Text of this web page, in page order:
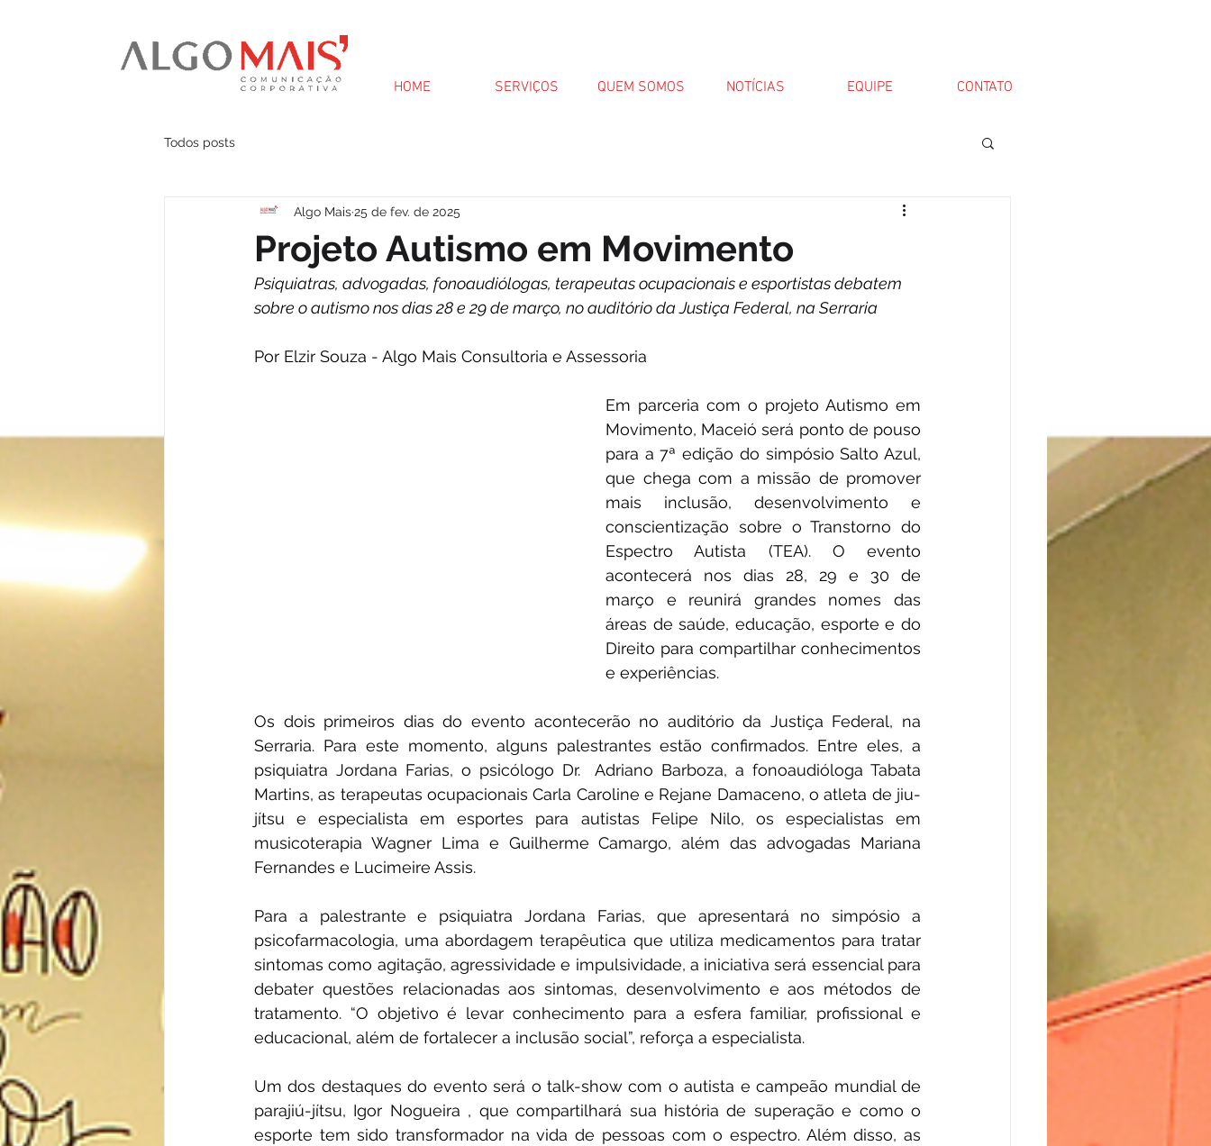
HOME SERVIÇOS QUEM SOMOS NOTÍCIAS EQUIPE CONTATO
Todos posts
Projeto Autismo em Movimento
Algo Mais25 de fev. de 2025
Psiquiatras, advogadas, fonoaudiólogas, terapeutas ocupacionais e esportistas debatem
sobre o autismo nos dias 28 e 29 de março, no auditório da Justiça Federal, na Serraria
Por Elzir Souza - Algo Mais Consultoria e Assessoria
Em parceria com o projeto Autismo em
Movimento, Maceió será ponto de pouso
para a 7ª edição do simpósio Salto Azul,
que chega com a missão de promover
mais inclusão, desenvolvimento e
conscientização sobre o Transtorno do
Espectro Autista (TEA). O evento
acontecerá nos dias 28, 29 e 30 de
março e reunirá grandes nomes das
áreas de saúde, educação, esporte e do
Direito para compartilhar conhecimentos
e experiências.
Os dois primeiros dias do evento acontecerão no auditório da Justiça Federal, na
Serraria. Para este momento, alguns palestrantes estão confirmados. Entre eles, a
psiquiatra Jordana Farias, o psicólogo Dr.  Adriano Barboza, a fonoaudióloga Tabata
Martins, as terapeutas ocupacionais Carla Caroline e Rejane Damaceno, o atleta de jiu-
jítsu e especialista em esportes para autistas Felipe Nilo, os especialistas em
musicoterapia Wagner Lima e Guilherme Camargo, além das advogadas Mariana
Fernandes e Lucimeire Assis.
Para a palestrante e psiquiatra Jordana Farias, que apresentará no simpósio a
psicofarmacologia, uma abordagem terapêutica que utiliza medicamentos para tratar
sintomas como agitação, agressividade e impulsividade, a iniciativa será essencial para
debater questões relacionadas aos sintomas, desenvolvimento e aos métodos de
tratamento. “O objetivo é levar conhecimento para a esfera familiar, profissional e
educacional, além de fortalecer a inclusão social”, reforça a especialista.
Um dos destaques do evento será o talk-show com o autista e campeão mundial de
parajiú-jítsu, Igor Nogueira , que compartilhará sua história de superação e como o
esporte tem sido transformador na vida de pessoas com o espectro. Além disso, as